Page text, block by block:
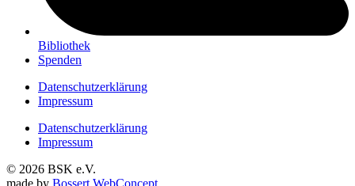
Bibliothek
Spenden
Datenschutzerklärung
Impressum
Datenschutzerklärung
Impressum
© 2026 BSK e.V.
made by Bossert WebConcept